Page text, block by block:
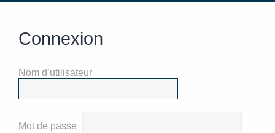
Connexion
Nom d’utilisateur
Mot de passe